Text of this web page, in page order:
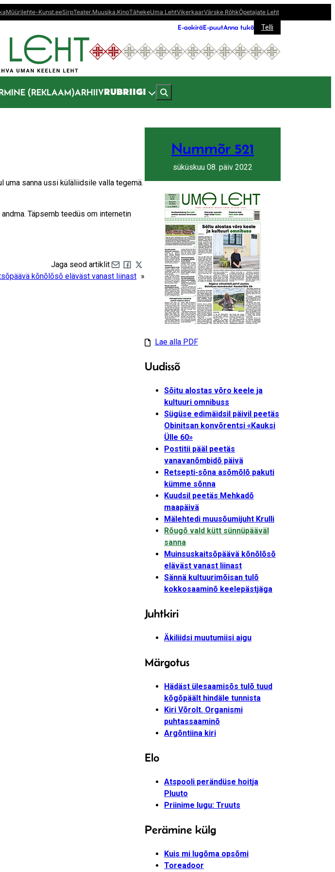
Müürilehte-Kunst.eeSirpTeater.Muusika.KinoTähekeUma LehtVikerkaarVärske RõhkÕpetajate Leht
E-aokiräE-puutAnna tukõ Telli
(REKLAAM)ARHIIVRUBRIIGI
uma sanna ussi küläliidsile valla tegemä.
Täpsemb teedüs om internetin
Jaga seod artiklit
Share by e-mail
Share on Facebook
Share on X
kõnõlõsõ eläväst vanast liinast »
Nummõr 521
süküskuu 08. päiv 2022
Lae alla PDF
Uudissõ
Sõitu alostas võro keele ja
kultuuri omnibuss
Sügüse edimäidsil päivil peetäs
Obinitsan konvõrentsi «Kauksi
Ülle 60»
Postitii pääl peetäs
vanavanõmbidõ päivä
Retsepti-sõna asõmõlõ pakuti
kümme sõnna
Kuudsil peetäs Mehkadõ
maapäivä
Mälehtedi muusõumi­juht Krulli
Rõugõ vald kütt sünnüpääväl
sanna
Muinsuskaitsõpäävä kõnõlõsõ
eläväst vanast liinast
Sännä kultuurimõisan tulõ
kokkosaaminõ keelepästjäga
Juhtkiri
Äkiliidsi muutumiisi aigu
Märgotus
Hädäst ülesaamisõs tulõ tuud
kõgõpäält hindäle tunnista
Kiri Võrolt. Organismi
puhtassaaminõ
Argõntiina kiri
Elo
Atspooli perändüse hoitja
Pluuto
Priinime lugu: Truuts
Perämine külg
Kuis mi lugõma opsõmi
Toreadoor